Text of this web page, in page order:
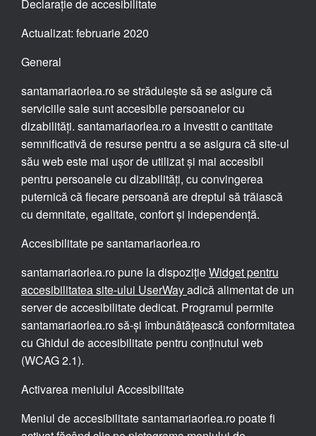
Declarație de accesibilitate
Actualizat: februarie 2020
General
santamariaorlea.ro se străduiește să se asigure că
serviciile sale sunt accesibile persoanelor cu
dizabilități. santamariaorlea.ro a investit o cantitate
semnificativă de resurse pentru a se asigura că site-ul
său web este mai ușor de utilizat și mai accesibil
pentru persoanele cu dizabilități, cu convingerea
puternică că fiecare persoană are dreptul să trăiască
cu demnitate, egalitate, confort și independență.
Accesibilitate pe santamariaorlea.ro
santamariaorlea.ro pune la dispozițieWidget pentru
accesibilitatea site-ului UserWayadică alimentat de un
server de accesibilitate dedicat. Programul permite
santamariaorlea.ro să-și îmbunătățească conformitatea
cu Ghidul de accesibilitate pentru conținutul web
(WCAG 2.1).
Activarea meniului Accesibilitate
Meniul de accesibilitate santamariaorlea.ro poate fi